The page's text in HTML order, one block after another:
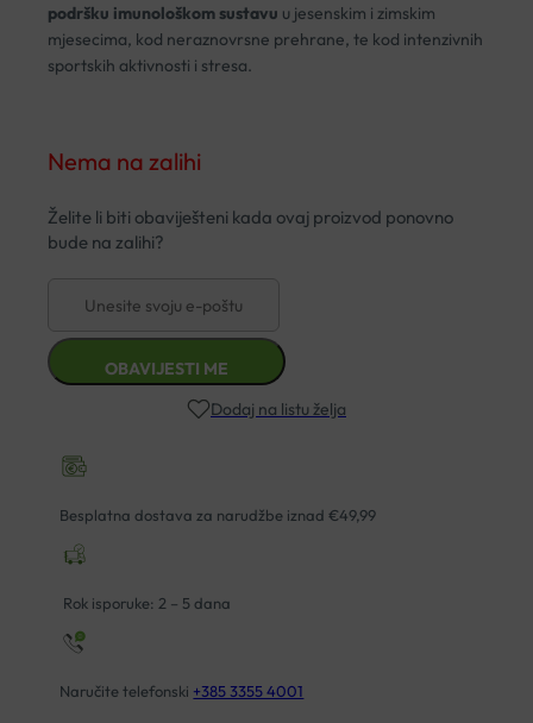
podršku imunološkom sustavu u jesenskim i zimskim
mjesecima, kod neraznovrsne prehrane, te kod intenzivnih
sportskih aktivnosti i stresa.
Nema na zalihi
Dodaj na listu želja
Besplatna dostava za narudžbe iznad €49,99
Rok isporuke: 2 – 5 dana
Naručite telefonski +385 3355 4001